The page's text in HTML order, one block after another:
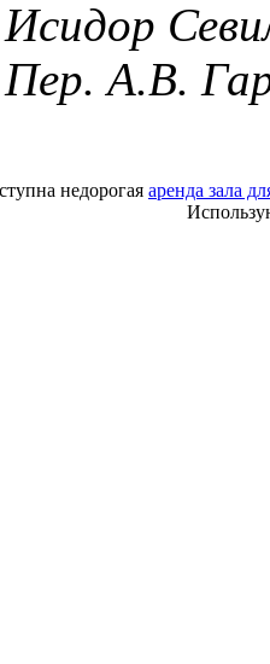
Исидор
Пер. А.В.
недорогая аренда зала